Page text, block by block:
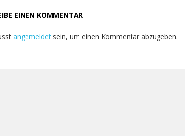
EINEN KOMMENTAR
angemeldet sein, um einen Kommentar abzugeben.